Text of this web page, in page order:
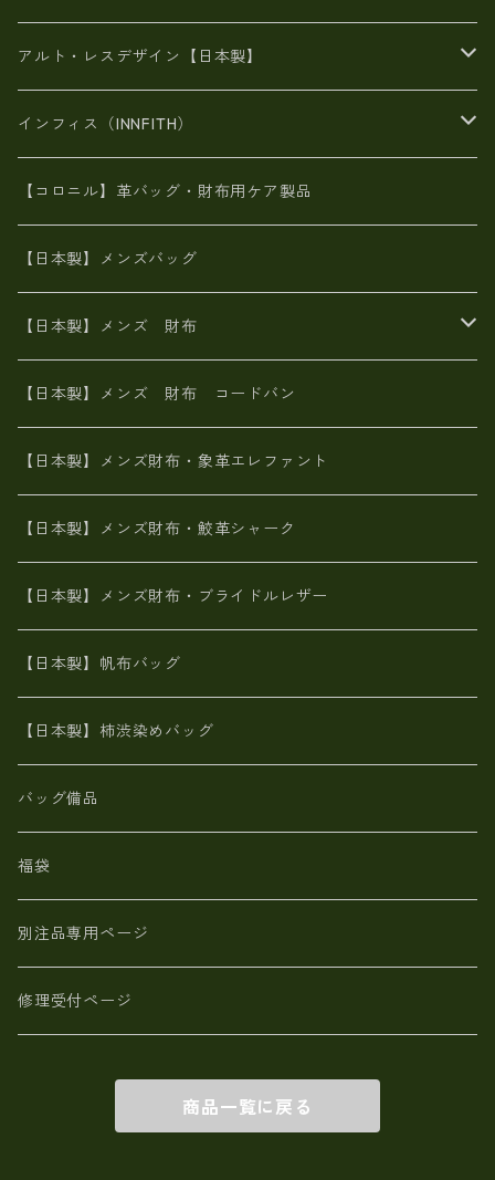
豊岡製品
エナメルクロコ
がま口
斜め掛け
がま口財布
スペインレザー
メタリック
長財布
スペインレザー
佐賀牛革
革友禅染め
ポーテッド
L字ファスナー財布
スペインレザー
革友禅染め
メタリック
ポーチ
ヌメ革
革友禅染め
財布ショルダー
ヌメ革
がま口財布
革友禅染め
山羊革
火山灰染め
名刺入れ・キーケース、他
BAG
財布・小物
アルト・レスデザイン【日本製】
BAG
財布・小物
インフィス（INNFITH）
BAG
財布・小物
【コロニル】革バッグ・財布用ケア製品
【日本製】メンズバッグ
【日本製】メンズ 財布
象革エレファント【日本製】メンズ 財布
鮫革シャーク【日本製】メンズ 財布
ブライドルレザー【日本製】メンズ 財布
MAISON de HIROAN 【日本製】メンズ 財布
栃木レザー 【日本製】メンズ 財布
革小物・財布【日本製】メンズ レディース
【日本製】メンズ 財布 アザラシ革(シールスキン)
【日本製】メンズ 財布 コードバン
【日本製】メンズ財布・象革エレファント
【日本製】メンズ財布・鮫革シャーク
【日本製】メンズ財布・ブライドルレザー
【日本製】帆布バッグ
【日本製】柿渋染めバッグ
バッグ備品
福袋
別注品専用ページ
修理受付ページ
商品一覧に戻る